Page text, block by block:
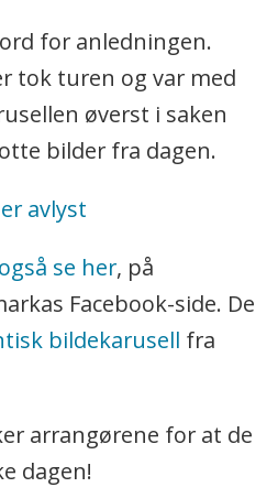
for anledningen.
tok turen og var med
øverst i saken
bilder fra dagen.
avlyst
se her, på
Facebook-side. De
bildekarusell fra
arrangørene for at de
dagen!